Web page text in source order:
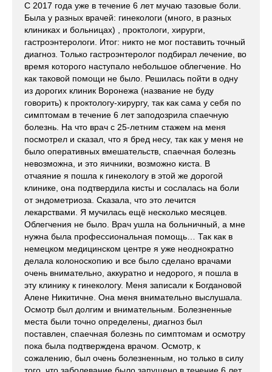
С 2017 года уже в течение 6 лет мучаю тазовые боли.
Была у разных врачей: гинекологи (много, в разных
клиниках и больницах) , проктологи, хирурги,
гастроэнтерологи. Итог: никто не мог поставить точный
диагноз. Только гастроэнтеролог подбирал лечение, во
время которого наступало небольшое облегчение. Но
как таковой помощи не было. Решилась пойти в одну
из дорогих клиник Воронежа (название не буду
говорить) к проктологу-хирургу, так как сама у себя по
симптомам в течение 6 лет заподозрила спаечную
болезнь. На что врач с 25-летним стажем на меня
посмотрел и сказал, что я бред несу, так как у меня не
было оперативных вмешательств, спаечная болезнь
невозможна, и это яичники, возможно киста. В
отчаяние я пошла к гинекологу в этой же дорогой
клинике, она подтвердила кисты и сослалась на боли
от эндометриоза. Сказала, что это лечится
лекарствами. Я мучилась ещё несколько месяцев.
Облегчения не было. Врач ушла на больничный, а мне
нужна была профессиональная помощь… Так как в
немецком медицинском центре я уже неоднократно
делала колоноскопию и все было сделано врачами
очень внимательно, аккуратно и недорого, я пошла в
эту клинику к гинекологу. Меня записали к Богдановой
Алене Никитичне. Она меня внимательно выслушала.
Осмотр был долгим и внимательным. Болезненные
места были точно определены, диагноз был
поставлен, спаечная болезнь по симптомам и осмотру
пока была подтверждена врачом. Осмотр, к
сожалению, был очень болезненным, но только в силу